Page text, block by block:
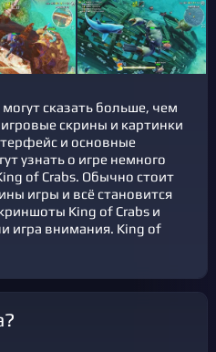
сказать больше, чем
скрины и картинки
и основные
узнать о игре немного
of Crabs. Обычно стоит
игры и всё становится
King of Crabs и
игра внимания. King of